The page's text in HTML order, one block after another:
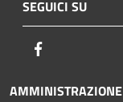
SEGUICI SU
AMMINISTRAZIONE